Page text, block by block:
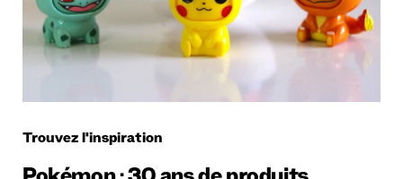
Trouvez l'inspiration